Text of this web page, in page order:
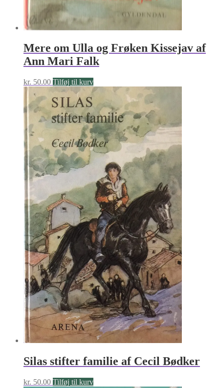
Mere om Ulla og Frøken Kissejav af
Ann Mari Falk
kr. 50.00 Tilføj til kurv
Silas stifter familie af Cecil Bødker
kr. 50.00 Tilføj til kurv